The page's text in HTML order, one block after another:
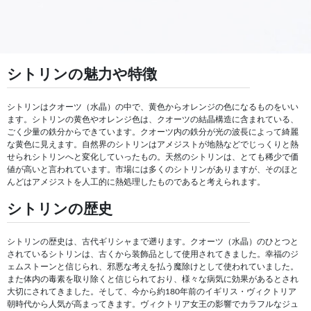
シトリンの魅力や特徴
シトリンはクオーツ（水晶）の中で、黄色からオレンジの色になるものをいい
ます。シトリンの黄色やオレンジ色は、クオーツの結晶構造に含まれている、
ごく少量の鉄分からできています。クオーツ内の鉄分が光の波長によって綺麗
な黄色に見えます。自然界のシトリンはアメジストが地熱などでじっくりと熱
せられシトリンへと変化していったもの。天然のシトリンは、とても稀少で価
値が高いと言われています。市場には多くのシトリンがありますが、そのほと
んどはアメジストを人工的に熱処理したものであると考えられます。
シトリンの歴史
シトリンの歴史は、古代ギリシャまで遡ります。クオーツ（水晶）のひとつと
されているシトリンは、古くから装飾品として使用されてきました。幸福のジ
ェムストーンと信じられ、邪悪な考えを払う魔除けとして使われていました。
また体内の毒素を取り除くと信じられており、様々な病気に効果があるとされ
大切にされてきました。そして、今から約180年前のイギリス・ヴィクトリア
朝時代から人気が高まってきます。ヴィクトリア女王の影響でカラフルなジュ